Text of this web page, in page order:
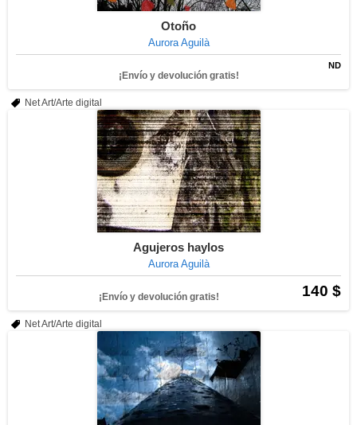
Otoño
Aurora Aguilà
ND
¡Envío y devolución gratis!
Net Art/Arte digital
Agujeros haylos
Aurora Aguilà
140 $
¡Envío y devolución gratis!
Net Art/Arte digital